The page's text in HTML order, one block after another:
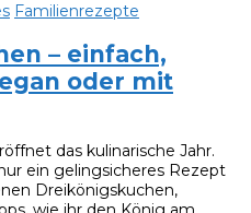
Familienrezepte
– einfach,
oder mit
das kulinarische Jahr.
ein gelingsicheres Rezept
Dreikönigskuchen,